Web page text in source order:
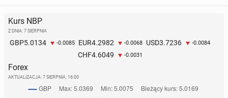
Kurs NBP
Z DNIA: 7 SIERPNIA
GBP5.0134 -0.0085 EUR4.2982 -0.0068 USD3.7236 -0.0084
CHF4.6049 -0.0031
Forex
AKTUALIZACJA: 7 SIERPNIA, 16:00